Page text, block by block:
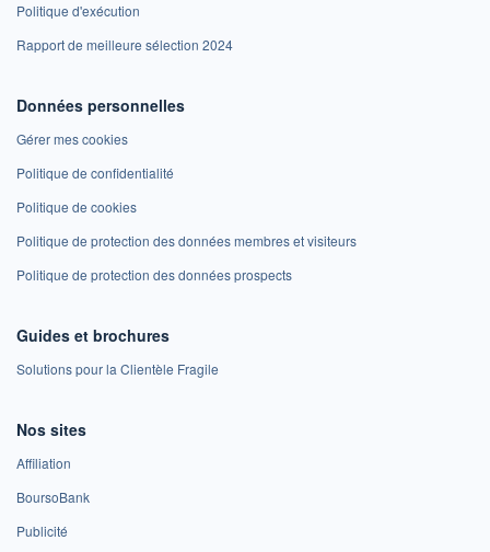
Politique d'exécution
Rapport de meilleure sélection 2024
Données personnelles
Gérer mes cookies
Politique de confidentialité
Politique de cookies
Politique de protection des données membres et visiteurs
Politique de protection des données prospects
Guides et brochures
Solutions pour la Clientèle Fragile
Nos sites
Affiliation
BoursoBank
Publicité